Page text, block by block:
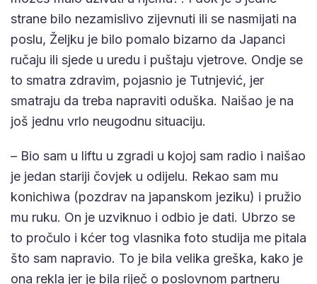
strane bilo nezamislivo zijevnuti ili se nasmijati na
poslu, Željku je bilo pomalo bizarno da Japanci
ručaju ili sjede u uredu i puštaju vjetrove. Ondje se
to smatra zdravim, pojasnio je Tutnjević, jer
smatraju da treba napraviti oduška. Naišao je na
još jednu vrlo neugodnu situaciju.
– Bio sam u liftu u zgradi u kojoj sam radio i naišao
je jedan stariji čovjek u odijelu. Rekao sam mu
konichiwa (pozdrav na japanskom jeziku) i pružio
mu ruku. On je uzviknuo i odbio je dati. Ubrzo se
to pročulo i kćer tog vlasnika foto studija me pitala
što sam napravio. To je bila velika greška, kako je
ona rekla jer je bila riječ o poslovnom partneru